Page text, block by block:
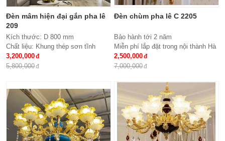
Đèn mâm hiện đại gắn pha lê
209
Kích thước: D 800 mm
Chất liệu: Khung thép sơn tĩnh
điện, meka, hạt pha lê
Đèn: Led siêu tiết kiệm điện đổi
3,200,000
5,800,000
Đèn chùm pha lê C 2205
Bảo hành tới 2 năm
Miễn phí lắp đặt trong nội thành Hà
Nội
Giao hàng toàn quốc
Kích thước: Phi 900*H650, 15 tay
2,500,000
7,000,000